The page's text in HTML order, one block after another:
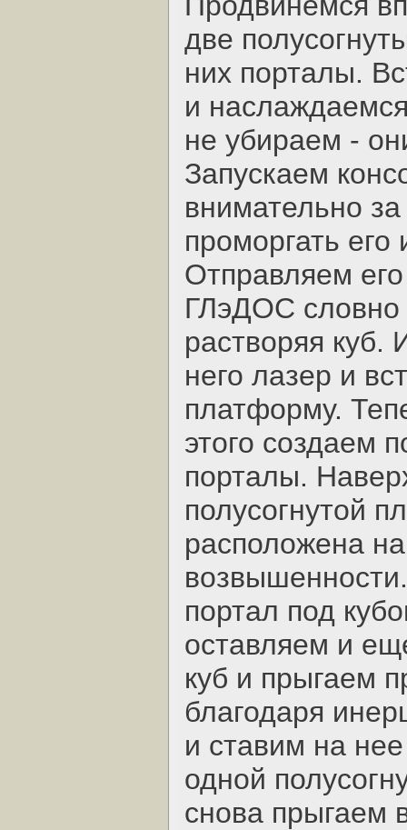
две
них порталы.
и
не убираем -
Запускаем
внимательно
проморгать его
Отправляем
ГЛэДОС словно
растворяя
него лазер и
платформу.
этого создаем
порталы.
полусогнутой
расположена
портал под
оставляем и
куб и прыгаем
благодаря
и ставим на
одной
снова прыгаем